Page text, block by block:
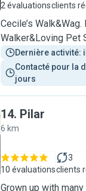
2 évaluationsclients
Cecile’s
Walker&Loving Pet
Dernière activité:
Contacté pour la
jours
14. Pilar
6 km
10 évaluations
3
clients
Grown up with